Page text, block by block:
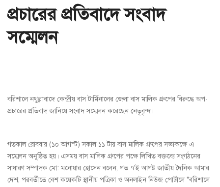
প্রচারের প্রতিবাদে সংবাদ
সম্মেলন
বরিশালে নথুল্লাবাদে কেন্দ্রীয় বাস টার্মিনালের জেলা বাস মালিক গ্রুপের বিরুদ্ধে অপ-
প্রচারের প্রতিবাদ জানিয়ে সংবাদ সম্মেলন করেছেন নেতৃবৃন্দ।
গতকাল রোববার (১০ আগস্ট) সকাল ১১ টায় বাস মালিক গ্রুপের সভাকক্ষে এ
সম্মেলন অনুষ্ঠিত হয়। এসময় বাস মালিক গ্রুপের পক্ষে লিখিত বক্তব্যে সংগঠনের
সাধারণ সম্পাদক মো: মনোয়ার হোসেন বলেন, গত ৭'ই আগষ্ট জাতীয় দৈনিক আমার
দেশ, পরবর্তীতে বেশ কয়েকটি স্থানীয় পত্রিকা ও অনলাইন নিউজ পোর্টালে "বরিশালে